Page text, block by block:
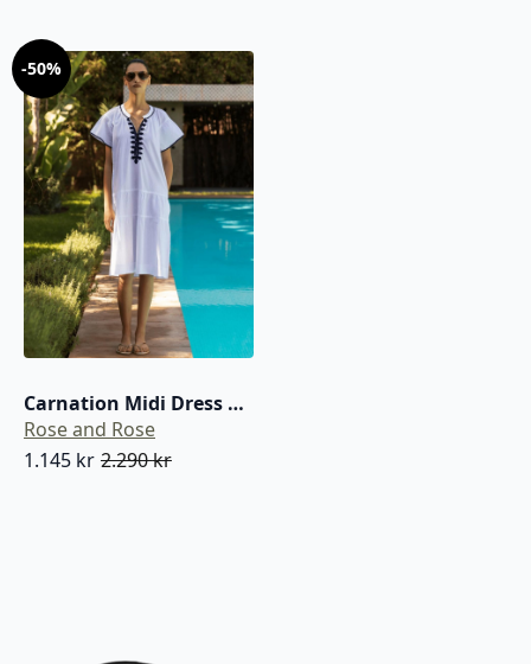
var:
1.790 kr.
er:
895 kr.
-50%
Carnation Midi Dress White With Navy
Rose and Rose
2.290kr
Opprinnelig
1.145 kr
Nåværende